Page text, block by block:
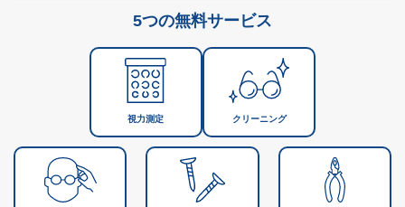
5つの無料サービス
視力測定 クリーニング